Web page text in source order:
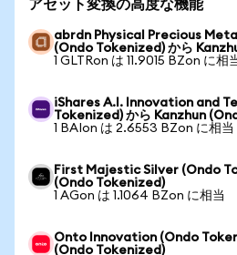
アセット変換の高度な機能
abrdn Physical Precious
(Ondo Tokenized) から
1 GLTRon は 11.9015 BZon に相
iShares A.I. Innovation and
Tokenized) から Kanzhun
1 BAIon は 2.6553 BZon に相当
First Majestic Silver (Ondo
(Ondo Tokenized)
1 AGon は 1.1064 BZon に相当
Onto Innovation (Ondo
(Ondo Tokenized)